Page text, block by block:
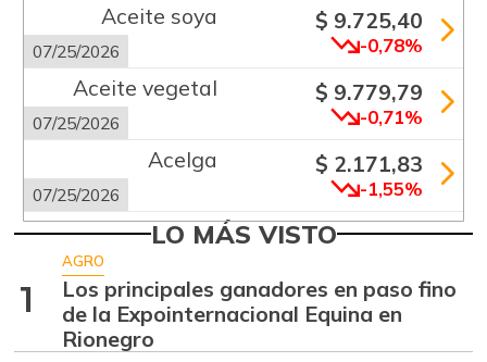
Aceite soya
07/25/2026
$ 9.725,40
-0,78%
Aceite vegetal
07/25/2026
$ 9.779,79
-0,71%
Acelga
07/25/2026
$ 2.171,83
-1,55%
Aguacate común
07/25/2026
$ 6.672,89
Aguacate hass
07/25/2026
$ 7.289,10
LO MÁS VISTO
1
AGRO
Los principales ganadores en paso fino
de la Expointernacional Equina en
Rionegro